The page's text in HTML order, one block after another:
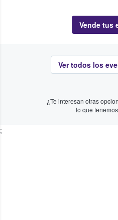
Vende tus
Ver todos los
¿Te interesan otras
lo que
;